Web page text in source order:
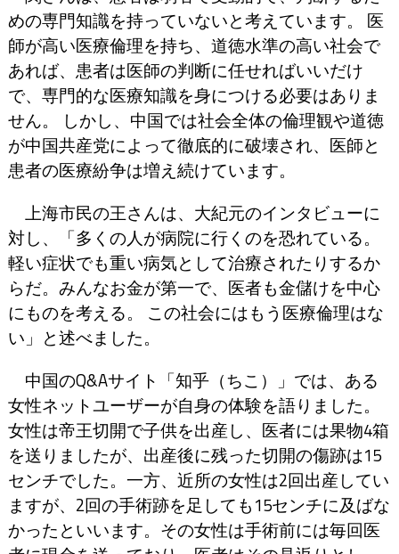
めの専門知識を持っていないと考えています。 医
師が高い医療倫理を持ち、道徳水準の高い社会で
あれば、患者は医師の判断に任せればいいだけ
で、専門的な医療知識を身につける必要はありま
せん。 しかし、中国では社会全体の倫理観や道徳
が中国共産党によって徹底的に破壊され、医師と
患者の医療紛争は増え続けています。
上海市民の王さんは、大紀元のインタビューに
対し、「多くの人が病院に行くのを恐れている。
軽い症状でも重い病気として治療されたりするか
らだ。みんなお金が第一で、医者も金儲けを中心
にものを考える。 この社会にはもう医療倫理はな
い」と述べました。
中国のQ&Aサイト「知乎（ちこ）」では、ある
女性ネットユーザーが自身の体験を語りました。
女性は帝王切開で子供を出産し、医者には果物4箱
を送りましたが、出産後に残った切開の傷跡は15
センチでした。一方、近所の女性は2回出産してい
ますが、2回の手術跡を足しても15センチに及ばな
かったといいます。その女性は手術前には毎回医